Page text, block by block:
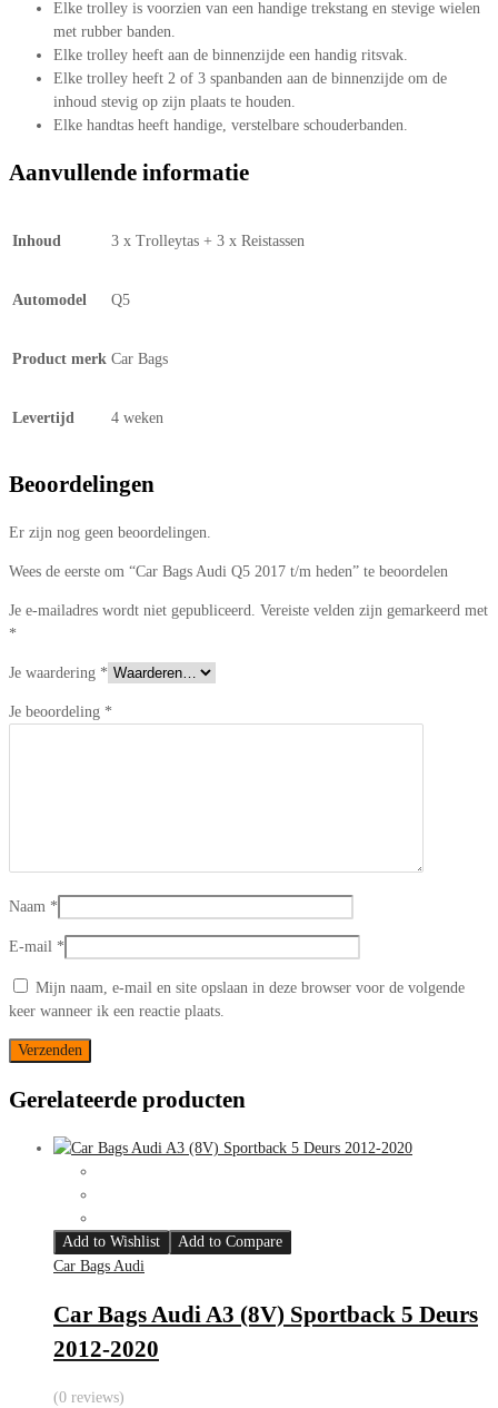
Elke trolley is voorzien van een handige trekstang en stevige wielen
met rubber banden.
Elke trolley heeft aan de binnenzijde een handig ritsvak.
Elke trolley heeft 2 of 3 spanbanden aan de binnenzijde om de
inhoud stevig op zijn plaats te houden.
Elke handtas heeft handige, verstelbare schouderbanden.
Aanvullende informatie
Inhoud 3 x Trolleytas + 3 x Reistassen
Automodel Q5
Product merk Car Bags
Levertijd 4 weken
Beoordelingen
Er zijn nog geen beoordelingen.
Wees de eerste om “Car Bags Audi Q5 2017 t/m heden” te beoordelen
Je e-mailadres wordt niet gepubliceerd. Vereiste velden zijn gemarkeerd met
*
Je waardering *
Je beoordeling *
Naam *
E-mail *
Mijn naam, e-mail en site opslaan in deze browser voor de volgende
keer wanneer ik een reactie plaats.
Gerelateerde producten
Add to Wishlist
Add to Compare
Car Bags Audi
Car Bags Audi A3 (8V) Sportback 5 Deurs
2012-2020
(0 reviews)